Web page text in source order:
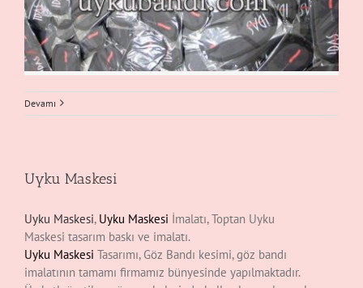
Devamı
Uyku Maskesi
Uyku Maskesi, Uyku Maskesi İmalatı, Toptan Uyku
Maskesi tasarım baskı ve imalatı.
Uyku Maskesi Tasarımı, Göz Bandı kesimi, göz bandı
imalatının tamamı firmamız bünyesinde yapılmaktadır.